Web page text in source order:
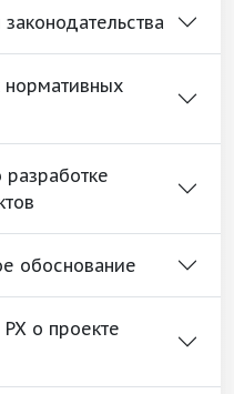
нормативных
обоснование
о проекте